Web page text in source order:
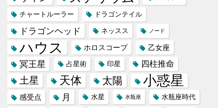
チャートルーラー ドラゴンテイル
ドラゴンヘッド ネッスス ノード
ハウス ホロスコープ 乙女座
冥王星 占星術 印星 四柱推命
土星 天体 太陽 小惑星
感受点 月 水星 水瓶座 水瓶座時代